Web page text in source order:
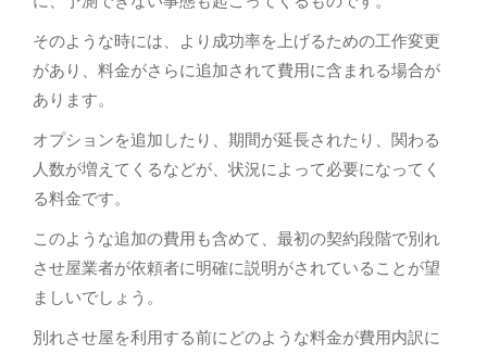
そのような時には、より成功率を上げるための工作変更
があり、料金がさらに追加されて費用に含まれる場合が
あります。
オプションを追加したり、期間が延長されたり、関わる
人数が増えてくるなどが、状況によって必要になってく
る料金です。
このような追加の費用も含めて、最初の契約段階で別れ
させ屋業者が依頼者に明確に説明がされていることが望
ましいでしょう。
別れさせ屋を利用する前にどのような料金が費用内訳に